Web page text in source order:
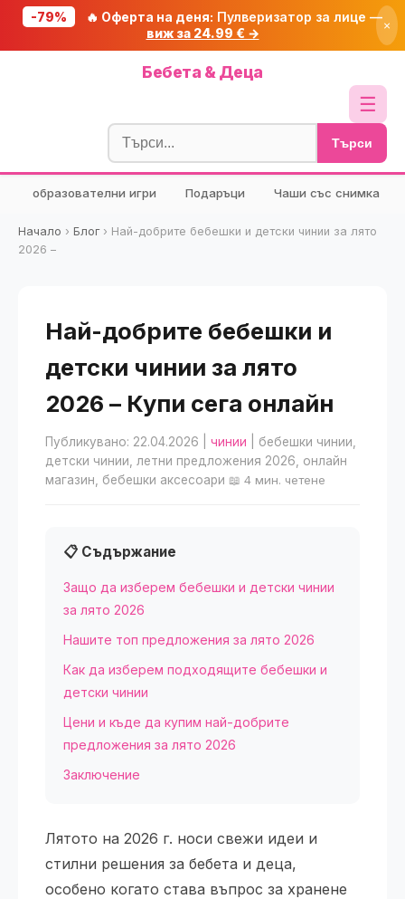
-79% 🔥 Оферта на деня: Пулверизатор за лице —
виж за 24.99 € →
×
Бебета & Деца
☰
Блог
🧮 Калкулатори
🔍 Намери продукт
🎁 Подарък
Търси
образователни игри Подаръци Чаши със снимка
Начало › Блог› Най-добрите бебешки и детски чинии за лято
2026 –
Най-добрите бебешки и
детски чинии за лято
2026 – Купи сега онлайн
Публикувано: 22.04.2026 чинии | бебешки чинии,
детски чинии, летни предложения 2026, онлайн
магазин, бебешки аксесоари 📖 4 мин. четене
📋 Съдържание
Защо да изберем бебешки и детски чинии
за лято 2026
Нашите топ предложения за лято 2026
Как да изберем подходящите бебешки и
детски чинии
Цени и къде да купим най-добрите
предложения за лято 2026
Заключение
Лятото на 2026 г. носи свежи идеи и
стилни решения за бебета и деца,
особено когато става въпрос за хранене